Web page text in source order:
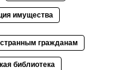
имущества
гражданам
библиотека